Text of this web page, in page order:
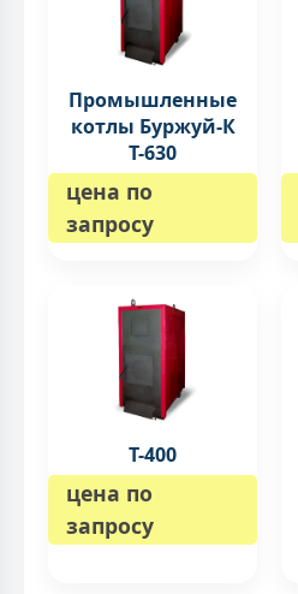
Промышленные
котлы Буржуй-К
Т-630
цена по
запросу
Т-400
цена по
запросу